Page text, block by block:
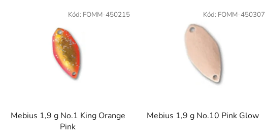
Mebius 1,9 g No.1 King Orange
Pink
Kód: FOMM-450215
Mebius 1,9 g No.10 Pink Glow
Kód: FOMM-450307